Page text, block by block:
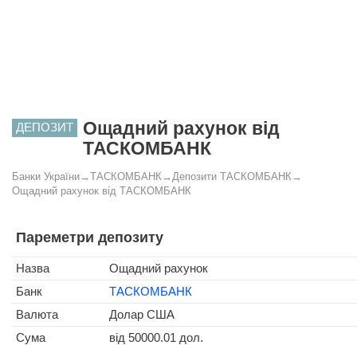
ДЕПОЗИТ
Ощадний рахунок від
ТАСКОМБАНК
Банки України→ ТАСКОМБАНК→ Депозити ТАСКОМБАНК→
Ощадний рахунок від ТАСКОМБАНК
Пареметри депозиту
Назва
Ощадний рахунок
Банк
ТАСКОМБАНК
Валюта
Долар США
Сума
від 50000.01 дол.